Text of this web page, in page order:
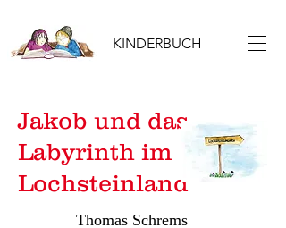
KINDERBUCH
Jakob und das
Labyrinth im
Lochsteinland
Thomas Schrems